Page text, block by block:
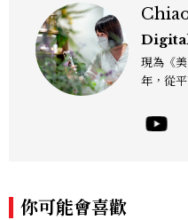
現為《
年，從
耕彩妝
面向。
你可能會喜歡